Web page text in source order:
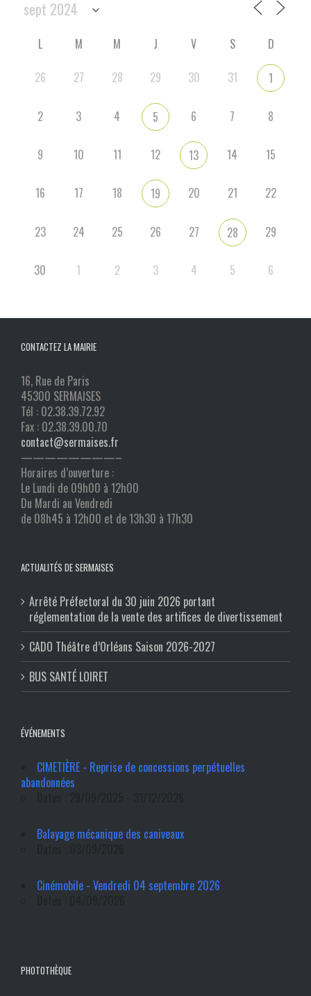
L M M J V S
D
26
27 28 29 30 31 1
2 3 4 5 6 7 8
9 10 11 12 13 14 15
16 17 18 19 20 21 22
23 24 25 26 27 28 29
30 1 2 3 4 5 6
CONTACTEZ LA MAIRIE
16, Rue de Paris
45300 SERMAISES
Tél : 02.38.39.72.92
Fax : 02.38.39.00.70
contact@sermaises.fr
————————–
Horaires d’ouverture :
Le Lundi de 09h00 à 12h00
Du Mardi au Vendredi
de 08h45 à 12h00 et de 13h30 à 17h30
ACTUALITÉS DE SERMAISES
Arrêté Préfectoral du 30 juin 2026 portant
réglementation de la vente des artifices de divertissement
CADO Théâtre d’Orléans Saison 2026-2027
BUS SANTÉ LOIRET
ÉVÉNEMENTS
CIMETIÈRE - Reprise de concessions perpétuelles
abandonnées
Balayage mécanique des caniveaux
Cinémobile - Vendredi 04 septembre 2026
PHOTOTHÈQUE